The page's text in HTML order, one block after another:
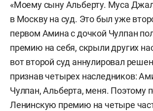
«Моему сыну Альберту. Муса
в Москву на суд. Это был уже
первом Амина с дочкой Чулпан
премию на себя, скрыли других
вот второй суд аннулировал
признав четырех наследников:
Чулпан, Альберта, меня. Поэтому
Ленинскую премию на четыре